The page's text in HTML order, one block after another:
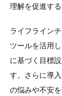
理解を促進する
ライフライン
ツールを活用
に基づく目標
す。さらに導
の悩みや不安